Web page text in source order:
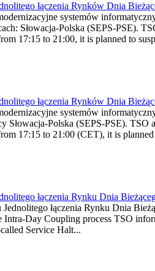
łączenia Rynków Dnia
systemów
Słowacja-Polska (SEPS-PSE).
17:15 to 21:00, it is planned to
łączenia Rynków Dnia
systemów
Słowacja-Polska (SEPS-PSE).
17:15 to 21:00 (CET), it is planned
łączenia Rynku Dnia
łączenia Rynku Dnia
Day Coupling process TSO
Service Halt...